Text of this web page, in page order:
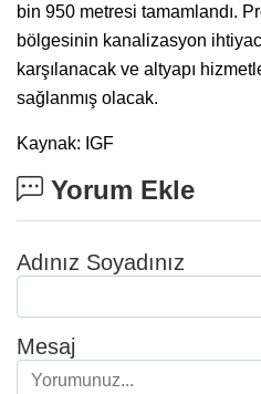
bin 950 metresi tamamlandı.
bölgesinin kanalizasyon
karşılanacak ve altyapı
sağlanmış olacak.
Kaynak: IGF
Yorum Ekle
Adınız Soyadınız
Mesaj